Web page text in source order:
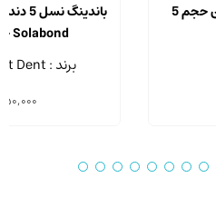
پرسلن باند دندانپزشکی مروابن حجم 5
Solabond حجم 7 میلی لیتر
برند : Trent Dent - انگلستان